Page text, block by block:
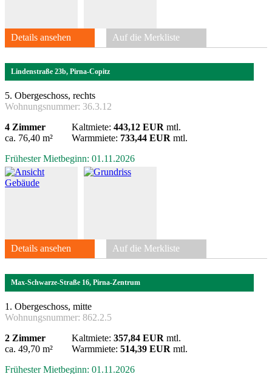
Details ansehen Auf die Merkliste
Lindenstraße 23b, Pirna-Copitz
5. Obergeschoss, rechts
Wohnungsnummer: 36.3.12
4 Zimmer
ca. 76,40 m²
Kaltmiete: 443,12 EUR mtl.
Warmmiete: 733,44 EUR mtl.
Frühester Mietbeginn: 01.11.2026
Details ansehen Auf die Merkliste
Max-Schwarze-Straße 16, Pirna-Zentrum
1. Obergeschoss, mitte
Wohnungsnummer: 862.2.5
2 Zimmer
ca. 49,70 m²
Kaltmiete: 357,84 EUR mtl.
Warmmiete: 514,39 EUR mtl.
Frühester Mietbeginn: 01.11.2026